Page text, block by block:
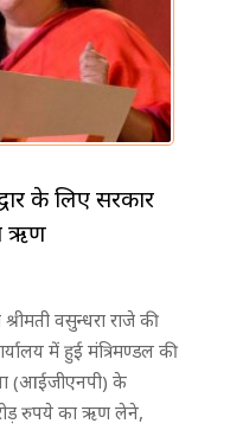
के लिए सरकार
ऋण
वसुन्धरा राजे की
में हुई मंत्रिमण्डल की
(आईजीएनपी) के
रुपये का ऋण लेने,